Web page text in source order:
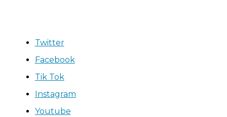
Twitter
Facebook
Tik Tok
Instagram
Youtube